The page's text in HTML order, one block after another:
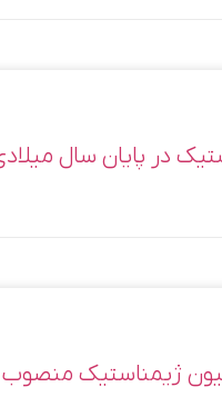
در پایان سال
ژیمناستیک